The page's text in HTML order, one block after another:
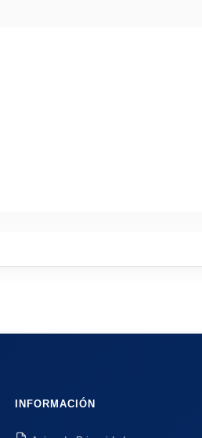
INFORMACIÓN